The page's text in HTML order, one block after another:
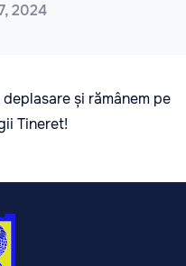
2024
și rămânem pe
Tineret!